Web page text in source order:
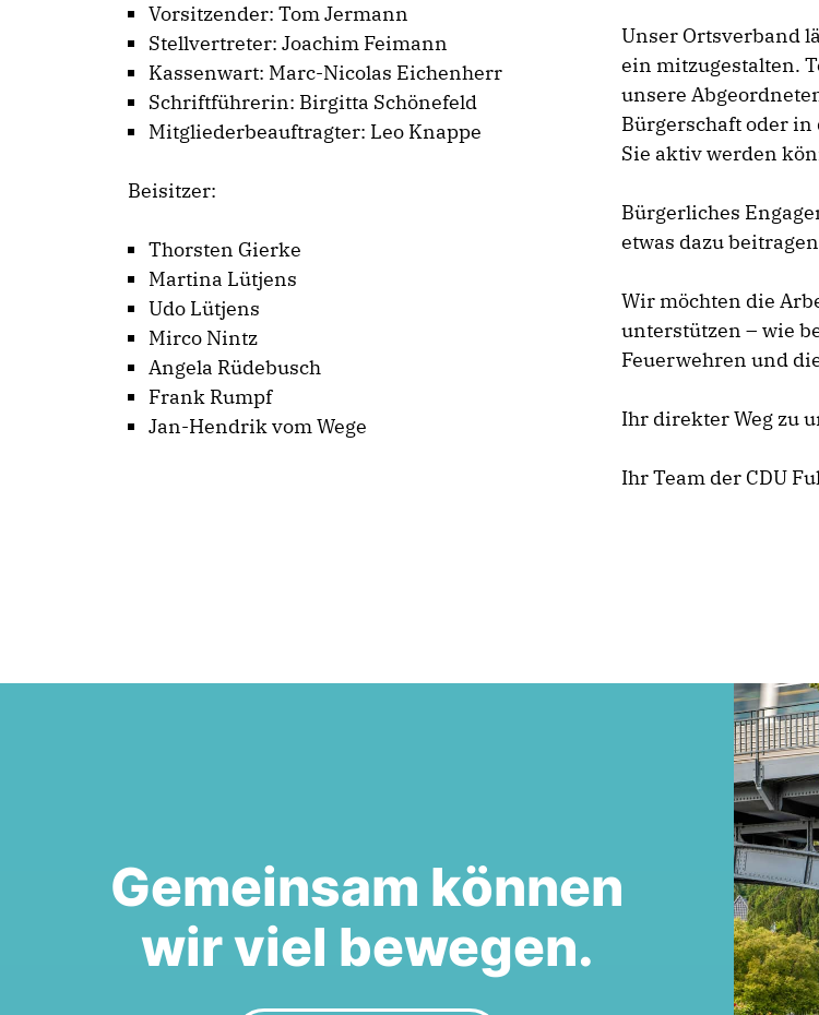
Vorsitzender: Tom Jermann
Stellvertreter: Joachim Feimann
Kassenwart: Marc-Nicolas Eichenherr
Schriftführerin: Birgitta Schönefeld
Mitgliederbeauftragter: Leo Knappe
Beisitzer:
Thorsten Gierke
Martina Lütjens
Udo Lütjens
Mirco Nintz
Angela Rüdebusch
Frank Rumpf
Jan-Hendrik vom Wege
Unser Ortsverband
ein mitzugestalten.
unsere
Bürgerschaft oder
Sie aktiv werden
Bürgerliches
etwas dazu
Wir möchten die
unterstützen – wie
Feuerwehren und
Ihr direkter Weg zu
Ihr Team der CDU
Gemeinsam können
wir viel bewegen.